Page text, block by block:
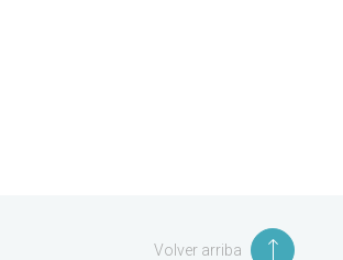
Volver arriba